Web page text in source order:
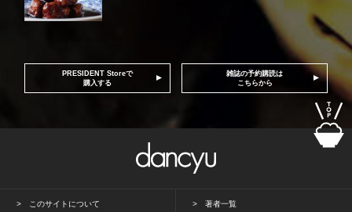
PRESIDENT Storeで
購入する
雑誌の予約購読は
こちらから
このサイトについて 著者一覧